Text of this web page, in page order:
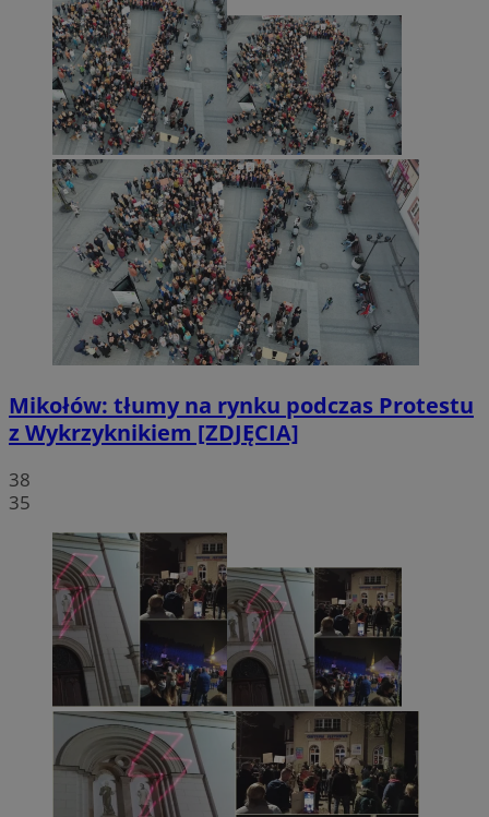
Mikołów: tłumy na rynku podczas Protestu
z Wykrzyknikiem [ZDJĘCIA]
38
35